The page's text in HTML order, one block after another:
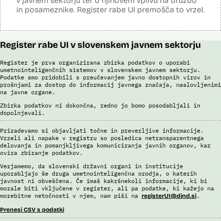
Sistem uporablja sledeče podatke: Evidenca fotografiranih oseb
policije (del informacijsko telekomunikacijskega sistema policije
Viri:
Brošura 60 let informacijsko telekomunikacijskega sistema policije
Spletno mesto podjetja Neurotechnology, podstran VeriLook
Poročilo Automating Society report 2020 za Slovenijo
Odgovor na zahtevo za dostop do informacij javnega značaja
Dokument Povabilo k oddaji ponudbe
in posameznike. Register rabe UI premošča to vrzel.
Register rabe UI v slovenskem javnem sektorju
Register je prva organizirana zbirka podatkov o uporabi
umetnointeligenčnih sistemov v slovenskem javnem sektorju.
Podatke smo pridobili s preučevanjem javno dostopnih virov in
prošnjami za dostop do informacij javnega značaja, naslovljenimi
na javne organe.
Zbirka podatkov ni dokončna, redno jo bomo posodabljali in
dopolnjevali.
Prizadevamo si objavljati točne in preverljive informacije.
Vrzeli ali napake v registru so posledica netransparentnega
delovanja in pomanjkljivega komuniciranja javnih organov, kar
ovira zbiranje podatkov.
Verjamemo, da slovenski državni organi in institucije
uporabljajo še druga umetnointeligenčna orodja, o katerih
javnost ni obveščena. Če imaš kakršnekoli informacije, ki bi
morale biti vključene v register, ali pa podatke, ki kažejo na
morebitne netočnosti v njem, nam piši na registerUI@djnd.si.
Prenesi CSV s podatki